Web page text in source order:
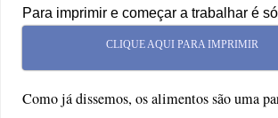
Para imprimir e começar a trabalhar é
CLIQUE AQUI PARA IMPRIMIR
Como já dissemos, os alimentos são uma